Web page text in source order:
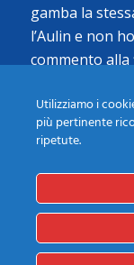
gamba la
l’Aulin e non
commento
Alessandro
Utilizziamo i
più pertinente
ripetute.